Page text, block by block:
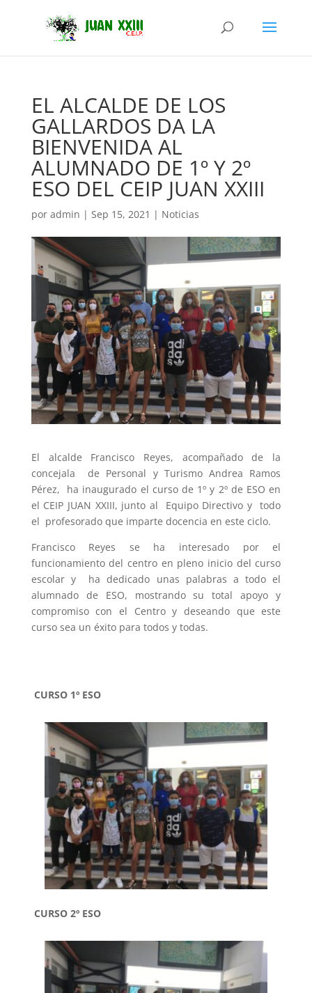
EL ALCALDE DE LOS
GALLARDOS DA LA
BIENVENIDA AL
ALUMNADO DE 1º Y 2º
ESO DEL CEIP JUAN XXIII
por admin | Sep 15, 2021 | Noticias
El alcalde Francisco Reyes, acompañado de la
concejala de Personal y Turismo Andrea Ramos
Pérez, ha inaugurado el curso de 1º y 2º de ESO en
el CEIP JUAN XXIII, junto al Equipo Directivo y todo
el profesorado que imparte docencia en este ciclo.
Francisco Reyes se ha interesado por el
funcionamiento del centro en pleno inicio del curso
escolar y ha dedicado unas palabras a todo el
alumnado de ESO, mostrando su total apoyo y
compromiso con el Centro y deseando que este
curso sea un éxito para todos y todas.
CURSO 1º ESO
CURSO 2º ESO